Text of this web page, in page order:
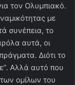
τον Ολυμπιακό.
με
συνέπεια, το
αυτά, οι
Διότι το
Αλλά αυτό που
ομίλων του